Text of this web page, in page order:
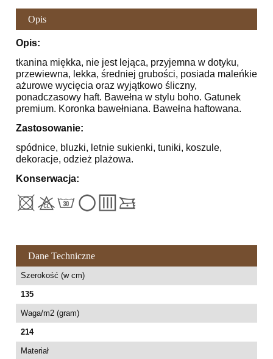
Opis
Opis:
tkanina miękka, nie jest lejąca, przyjemna w dotyku,
przewiewna, lekka, średniej grubości, posiada maleńkie
ażurowe wycięcia oraz wyjątkowo śliczny,
ponadczasowy haft. Bawełna w stylu boho. Gatunek
premium. Koronka bawełniana. Bawełna haftowana.
Zastosowanie:
spódnice, bluzki, letnie sukienki, tuniki, koszule,
dekoracje, odzież plażowa.
Konserwacja:
Dane Techniczne
Szerokość (w cm)
135
Waga/m2 (gram)
214
Materiał